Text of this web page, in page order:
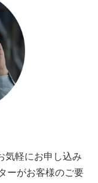
気軽にお申し込み
ーがお客様のご要